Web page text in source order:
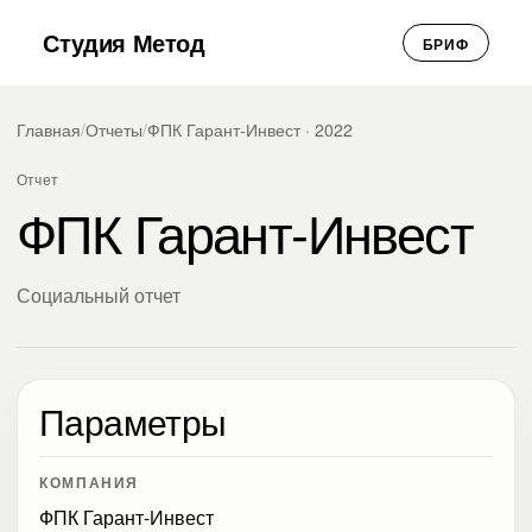
Студия Метод БРИФ
Главная/Отчеты/ФПК Гарант-Инвест · 2022
Отчет
ФПК Гарант-Инвест
Социальный отчет
Параметры
КОМПАНИЯ
ФПК Гарант-Инвест